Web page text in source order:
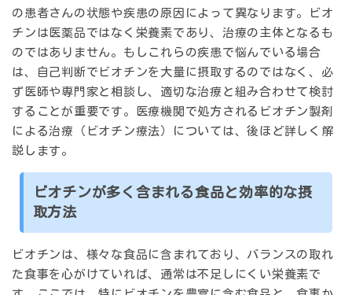
の患者さんの状態や疾患の原因によって異なります。ビオ
チンは医薬品ではなく栄養素であり、治療の主体となるも
のではありません。もしこれらの疾患で悩んでいる場合
は、自己判断でビオチンを大量に摂取するのではなく、必
ず医師や専門家と相談し、適切な治療と組み合わせて検討
することが重要です。医療機関で処方されるビオチン製剤
による治療（ビオチン療法）については、後ほど詳しく解
説します。
ビオチンが多く含まれる食品と効率的な摂
取方法
ビオチンは、様々な食品に含まれており、バランスの取れ
た食事を心がけていれば、通常は不足しにくい栄養素で